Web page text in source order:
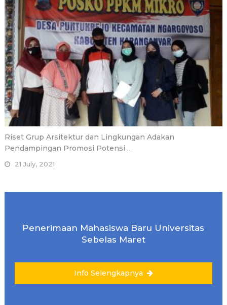
Riset Grup Arsitektur dan Lingkungan Adakan
Pendampingan Promosi Potensi …
21 July, 2021
Penerimaan Mahasiswa Baru Universitas
Sebelas Maret
Info Selengkapnya